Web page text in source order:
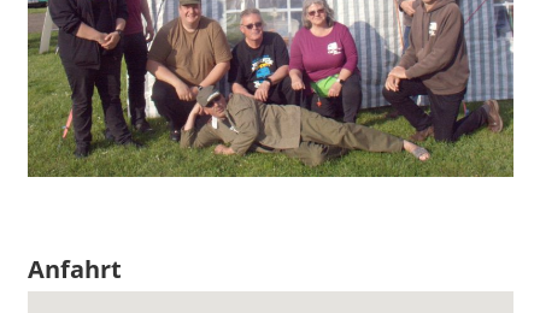
Anfahrt